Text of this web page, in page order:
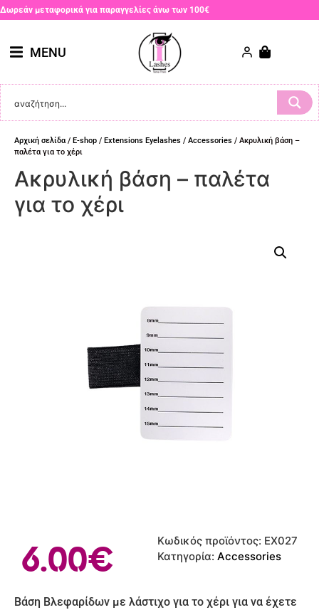
Δωρεάν μεταφορικά για παραγγελίες άνω των 100€
MENU
Αρχική σελίδα / E-shop / Extensions Eyelashes / Accessories / Ακρυλική βάση –
παλέτα για το χέρι
Ακρυλική βάση – παλέτα
για το χέρι
6.00€ Κωδικός προϊόντος: ΕΧ027
Κατηγορία: Accessories
Βάση Βλεφαρίδων με λάστιχο για το χέρι για να έχετε